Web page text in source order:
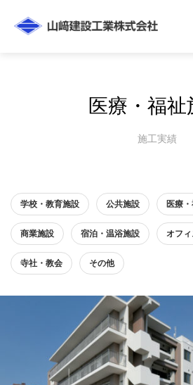
医療・福祉
施工実績
学校・教育施設 公共施設 医療
商業施設 宿泊・温浴施設 オフ
寺社・教会 その他